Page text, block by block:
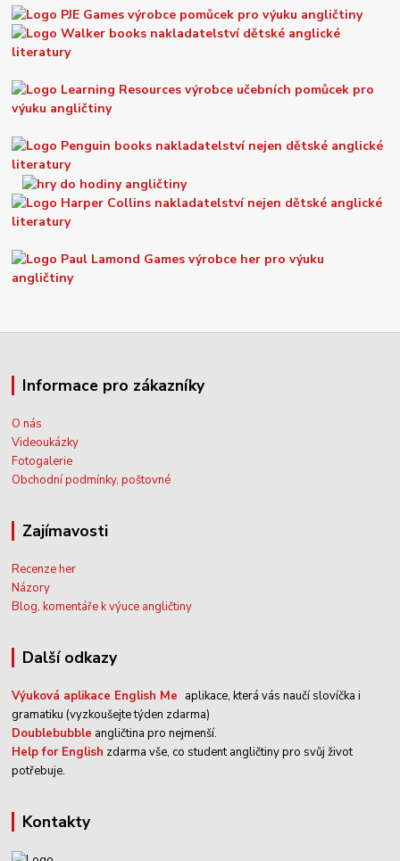
Informace pro zákazníky
O nás
Videoukázky
Fotogalerie
Obchodní podmínky, poštovné
Zajímavosti
Recenze her
Názory
Blog, komentáře k výuce angličtiny
Další odkazy
Výuková aplikace English Me aplikace, která vás naučí slovíčka i
gramatiku (vyzkoušejte týden zdarma)
Doublebubble angličtina pro nejmenší.
Help for English zdarma vše, co student angličtiny pro svůj život
potřebuje.
kontakty